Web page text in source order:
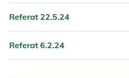
Referat 22.5.24
Referat 6.2.24